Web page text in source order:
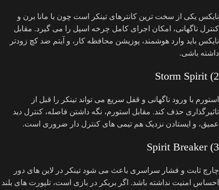
نایکس یکی از سخت ترین کانترهای تینکر است چون با مانا برن و
کنترل ناگهانی، امکان اجرای کامل چرخه اسپل را می گیرد. مقابل
نایکس باید وارد هوشمند، پوزیشن محافظه کار، و آیتم ضد کچ زودتر
داشته باشی.
2) Storm Spirit
استورم با ورود ناگهانی و قفل سریع می تواند تینکر را قبل از
تاثیرگذاری حذف کند. مقابل استورم، نگه داشتن فاصله، کنترل دید
عمیق، و ایستادن نزدیک هم تیمی های کنترل دار ضروری است.
3) Spirit Breaker
چارچ ثابت و فشار سراسری باعث می شود تینکر در لاین های دور
احساس امنیت نداشته باشد. اگر بریکر در بازی است، تلپورت های بلند